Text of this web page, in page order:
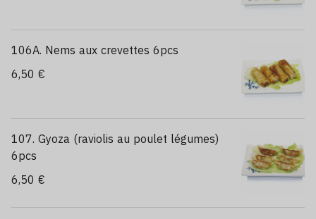
106A. Nems aux crevettes 6pcs
6,50 €
107. Gyoza (raviolis au poulet légumes)
6pcs
6,50 €